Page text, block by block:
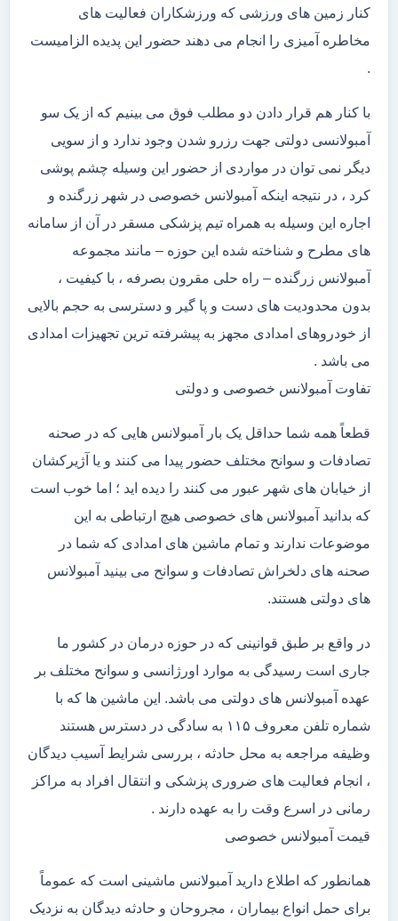
کنار زمین های ورزشی که ورزشکاران فعالیت های
مخاطره آمیزی را انجام می دهند حضور این پدیده الزامیست
.
با کنار هم قرار دادن دو مطلب فوق می بینیم که از یک سو
آمبولانسی دولتی جهت رزرو شدن وجود ندارد و از سویی
دیگر نمی توان در مواردی از حضور این وسیله چشم پوشی
کرد ، در نتیجه اینکه آمبولانس خصوصی در شهر زرگنده و
اجاره این وسیله به همراه تیم پزشکی مسقر در آن از سامانه
های مطرح و شناخته شده این حوزه – مانند مجموعه
آمبولانس زرگنده – راه حلی مقرون بصرفه ، با کیفیت ،
بدون محدودیت های دست و پا گیر و دسترسی به حجم بالایی
از خودروهای امدادی مجهز به پیشرفته ترین تجهیزات امدادی
می باشد .
تفاوت آمبولانس خصوصی و دولتی
قطعاً همه شما حداقل یک بار آمبولانس هایی که در صحنه
تصادفات و سوانح مختلف حضور پیدا می کنند و یا آژیرکشان
از خیابان های شهر عبور می کنند را دیده اید ؛ اما خوب است
که بدانید آمبولانس های خصوصی هیچ ارتباطی به این
موضوعات ندارند و تمام ماشین های امدادی که شما در
صحنه های دلخراش تصادفات و سوانح می بینید آمبولانس
های دولتی هستند.
در واقع بر طبق قوانینی که در حوزه درمان در کشور ما
جاری است رسیدگی به موارد اورژانسی و سوانح مختلف بر
عهده آمبولانس های دولتی می باشد. این ماشین ها که با
شماره تلفن معروف ۱۱۵ به سادگی در دسترس هستند
وظیفه مراجعه به محل حادثه ، بررسی شرایط آسیب دیدگان
، انجام فعالیت های ضروری پزشکی و انتقال افراد به مراکز
رمانی در اسرع وقت را به عهده دارند .
قیمت آمبولانس خصوصی
همانطور که اطلاع دارید آمبولانس ماشینی است که عموماً
برای حمل انواع بیماران ، مجروحان و حادثه دیدگان به نزدیک